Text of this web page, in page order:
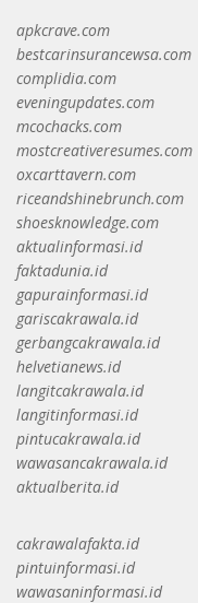
apkcrave.com
bestcarinsurancewsa.com
complidia.com
eveningupdates.com
mcochacks.com
mostcreativeresumes.com
oxcarttavern.com
riceandshinebrunch.com
shoesknowledge.com
aktualinformasi.id
faktadunia.id
gapurainformasi.id
gariscakrawala.id
gerbangcakrawala.id
helvetianews.id
langitcakrawala.id
langitinformasi.id
pintucakrawala.id
wawasancakrawala.id
aktualberita.id
cakrawalafakta.id
pintuinformasi.id
wawasaninformasi.id